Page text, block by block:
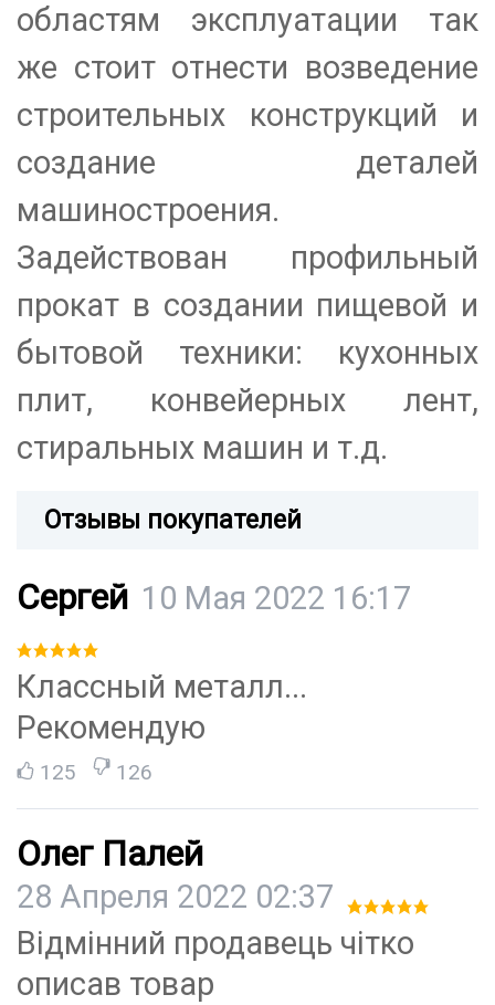
областям эксплуатации так
же стоит отнести возведение
строительных конструкций и
создание деталей
машиностроения.
Задействован профильный
прокат в создании пищевой и
бытовой техники: кухонных
плит, конвейерных лент,
стиральных машин и т.д.
Отзывы покупателей
Сергей 10 Мая 2022 16:17
Классный металл...
Рекомендую
125 126
Олег Палей
28 Апреля 2022 02:37
Відмінний продавець чітко
описав товар